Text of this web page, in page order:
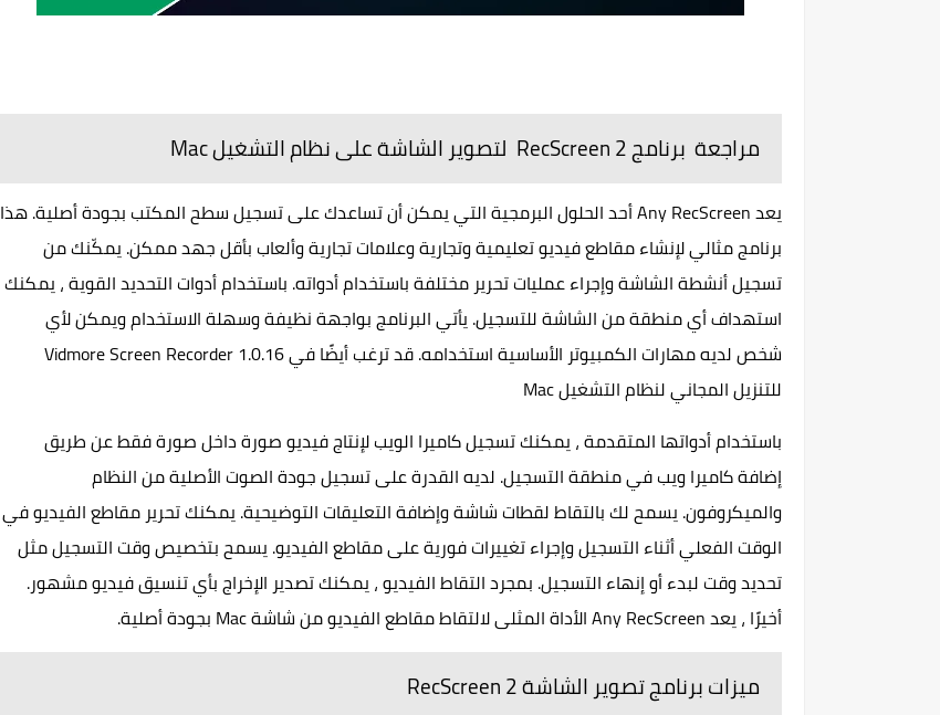
مراجعة برنامج RecScreen 2 لتصوير الشاشة على نظام التشغيل Mac
يعد Any RecScreen أحد الحلول البرمجية التي يمكن أن تساعدك على تسجيل سطح المكتب بجودة أصلية. هذا
برنامج مثالي لإنشاء مقاطع فيديو تعليمية وتجارية وعلامات تجارية وألعاب بأقل جهد ممكن. يمكّنك من
تسجيل أنشطة الشاشة وإجراء عمليات تحرير مختلفة باستخدام أدواته. باستخدام أدوات التحديد القوية ، يمكنك
استهداف أي منطقة من الشاشة للتسجيل. يأتي البرنامج بواجهة نظيفة وسهلة الاستخدام ويمكن لأي
شخص لديه مهارات الكمبيوتر الأساسية استخدامه. قد ترغب أيضًا في Vidmore Screen Recorder 1.0.16
للتنزيل المجاني لنظام التشغيل Mac
باستخدام أدواتها المتقدمة ، يمكنك تسجيل كاميرا الويب لإنتاج فيديو صورة داخل صورة فقط عن طريق
إضافة كاميرا ويب في منطقة التسجيل. لديه القدرة على تسجيل جودة الصوت الأصلية من النظام
والميكروفون. يسمح لك بالتقاط لقطات شاشة وإضافة التعليقات التوضيحية. يمكنك تحرير مقاطع الفيديو في
الوقت الفعلي أثناء التسجيل وإجراء تغييرات فورية على مقاطع الفيديو. يسمح بتخصيص وقت التسجيل مثل
تحديد وقت لبدء أو إنهاء التسجيل. بمجرد التقاط الفيديو ، يمكنك تصدير الإخراج بأي تنسيق فيديو مشهور.
أخيرًا ، يعد Any RecScreen الأداة المثلى لالتقاط مقاطع الفيديو من شاشة Mac بجودة أصلية.
ميزات برنامج تصوير الشاشة RecScreen 2